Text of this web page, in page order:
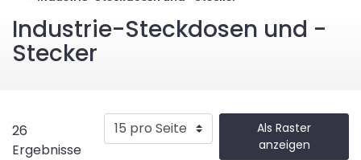
Industrie-Steckdosen und -
Stecker
26
Ergebnisse
Als Raster
anzeigen